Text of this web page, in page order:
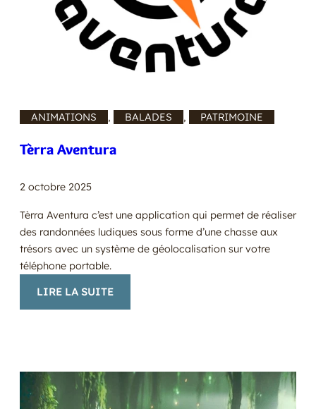
ANIMATIONS , BALADES , PATRIMOINE
Tèrra Aventura
2 octobre 2025
Tèrra Aventura c’est une application qui permet de réaliser
des randonnées ludiques sous forme d’une chasse aux
trésors avec un système de géolocalisation sur votre
téléphone portable.
LIRE LA SUITE:
TÈRRA